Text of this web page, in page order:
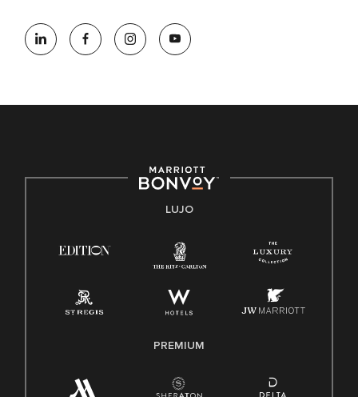
oportunidades que se compromete a contratar una fuerza
de trabajo diversa y a mantener una cultura inclusiva.
Derecho a trabajar inglés/español
Conozca sus derechos
Ley de licencia familiar y médica (FMLA)
LUJO
PREMIUM